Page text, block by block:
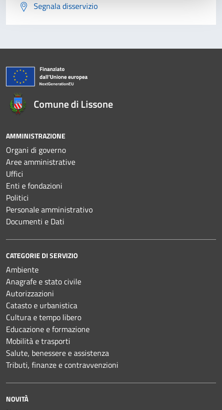
Segnala disservizio
Comune di Lissone
AMMINISTRAZIONE
Organi di governo
Aree amministrative
Uffici
Enti e fondazioni
Politici
Personale amministrativo
Documenti e Dati
CATEGORIE DI SERVIZIO
Ambiente
Anagrafe e stato civile
Autorizzazioni
Catasto e urbanistica
Cultura e tempo libero
Educazione e formazione
Mobilità e trasporti
Salute, benessere e assistenza
Tributi, finanze e contravvenzioni
NOVITÀ